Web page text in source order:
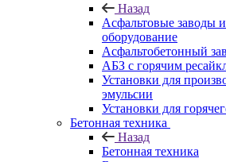
Назад
Асфальтовые заводы
оборудование
Асфальтобетонный
АБЗ с горячим
Установки для
эмульсии
Установки для
Бетонная техника
Назад
Бетонная техника